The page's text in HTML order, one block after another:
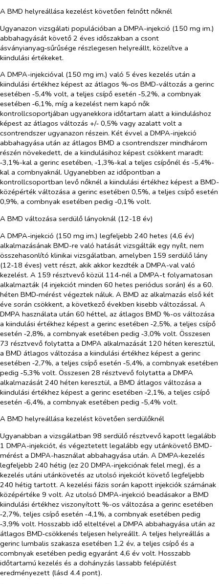
A BMD helyreállása kezelést követően felnőtt nőknél
Ugyanazon vizsgálati populációban a DMPA-injekció (150 mg im.)
abbahagyását követő 2 éves időszakban a csont
ásványianyag‑sűrűsége részlegesen helyreállt, közelítve a
kiindulási értékeket.
A DMPA-injekcióval (150 mg im.) való 5 éves kezelés után a
kiindulási értékhez képest az átlagos %‑os BMD-változás a gerinc
esetében ‑5,4% volt, a teljes csípő esetén ‑5,2%, a combnyak
esetében ‑6,1%, míg a kezelést nem kapó nők
kontrollcsoportjában ugyanekkora időtartam alatt a kiinduláshoz
képest az átlagos változás +/‑ 0,5% vagy azalatt volt a
csontrendszer ugyanazon részein. Két évvel a DMPA-injekció
abbahagyása után az átlagos BMD a csontrendszer mindhárom
részén növekedett, de a kiindulásihoz képest csökkent maradt:
‑3,1%-kal a gerinc esetében, ‑1,3%-kal a teljes csípőnél és ‑5,4%-
kal a combnyaknál. Ugyanebben az időpontban a
kontrollcsoportban levő nőknél a kiindulási értékhez képest a BMD-
középérték változása a gerinc esetében 0,5%, a teljes csípő esetén
0,9%, a combnyak esetében pedig ‑0,1% volt.
A BMD változása serdülő lányoknál (12-18 év)
A DMPA-injekció (150 mg im.) legfeljebb 240 hetes (4,6 év)
alkalmazásának BMD-re való hatását vizsgálták egy nyílt, nem
összehasonlító klinikai vizsgálatban, amelyben 159 serdülő lány
(12‑18 éves) vett részt, akik akkor kezdték a DMPA-val való
kezelést. A 159 résztvevő közül 114-nél a DMPA-t folyamatosan
alkalmazták (4 injekciót minden 60 hetes periódus során) és a 60.
héten BMD‑mérést végeztek náluk. A BMD az alkalmazás első két
éve során csökkent, a következő években kisebb változással. A
DMPA használata után 60 héttel, az átlagos BMD %-os változása
a kiindulási értékhez képest a gerinc esetében ‑2,5%, a teljes csípő
esetén ‑2,8%, a combnyak esetében pedig ‑3,0% volt. Összesen
73 résztvevő folytatta a DMPA alkalmazását 120 héten keresztül,
a BMD átlagos változása a kiindulási értékhez képest a gerinc
esetében ‑2,7%, a teljes csípő esetén ‑5,4%, a combnyak esetében
pedig ‑5,3% volt. Összesen 28 résztvevő folytatta a DMPA
alkalmazását 240 héten keresztül, a BMD átlagos változása a
kiindulási értékhez képest a gerinc esetében ‑2,1%, a teljes csípő
esetén ‑6,4%, a combnyak esetében pedig ‑5,4% volt.
A BMD helyreállása kezelést követően serdülőknél
Ugyanabban a vizsgálatban 98 serdülő résztvevő kapott legalább
1 DMPA-injekciót, és végeztetett legalább egy utánkövető BMD-
mérést a DMPA-használat abbahagyása után. A DMPA‑kezelés
legfeljebb 240 hétig (ez 20 DMPA-injekciónak felel meg), és a
kezelés utáni utánkövetés az utolsó injekciót követő legfeljebb
240 hétig tartott. A kezelési fázis során kapott injekciók számának
középértéke 9 volt. Az utolsó DMPA-injekció beadásakor a BMD
kiindulási értékhez viszonyított %-os változása a gerinc esetében
‑2,7%, teljes csípő esetén ‑4,1%, a combnyak esetében pedig
‑3,9% volt. Hosszabb idő elteltével a DMPA abbahagyása után az
átlagos BMD‑csökkenés teljesen helyreállt. A teljes helyreállás a
gerinc lumbalis szakasza esetében 1,2 év, a teljes csípő és a
combnyak esetében pedig egyaránt 4,6 év volt. Hosszabb
időtartamú kezelés és a dohányzás lassabb felépülést
eredményezett (lásd 4.4 pont).